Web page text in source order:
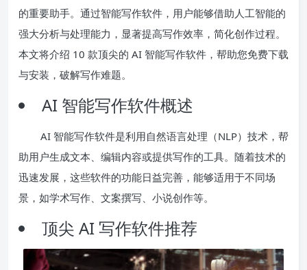
的重要助手。通过智能写作软件，用户能够借助人工智能的
强大分析与处理能力，显著提高写作效率，简化创作过程。
本文将介绍 10 款顶尖的 AI 智能写作软件，帮助您免费下载
与安装，破解写作难题。
AI 智能写作软件概述
AI 智能写作软件是利用自然语言处理（NLP）技术，帮
助用户生成文本、编辑内容或提供写作的工具。随着技术的
迅速发展，这些软件的功能日益完善，能够适用于不同场
景，如学术写作、文案撰写、小说创作等。
顶尖 AI 写作软件推荐